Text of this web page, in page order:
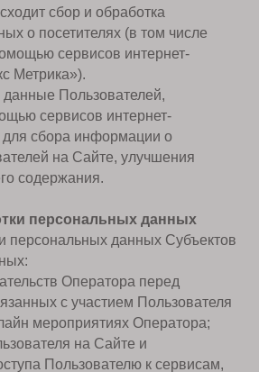
сбор и обработка
о посетителях (в том числе
сервисов интернет-
Метрика»).
Пользователей,
сервисов интернет-
для сбора информации о
на Сайте, улучшения
содержания.
персональных данных
персональных данных Субъектов
Оператора перед
с участием Пользователя
мероприятиях Оператора;
на Сайте и
Пользователю к сервисам,